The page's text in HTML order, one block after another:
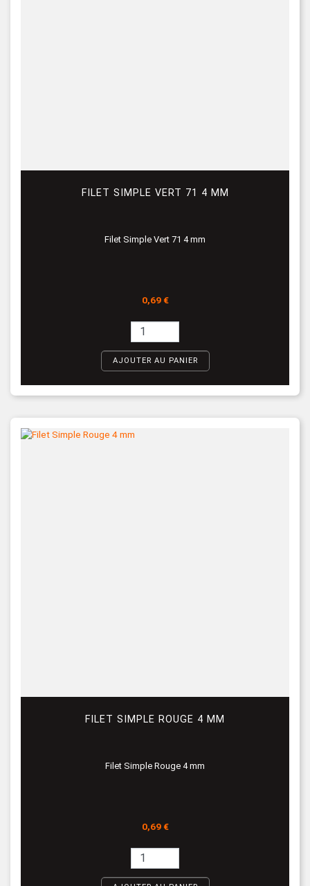
FILET SIMPLE VERT 71 4 MM
Filet Simple Vert 71 4 mm
Prix
0,69 €
AJOUTER AU PANIER
FILET SIMPLE ROUGE 4 MM
Filet Simple Rouge 4 mm
Prix
0,69 €